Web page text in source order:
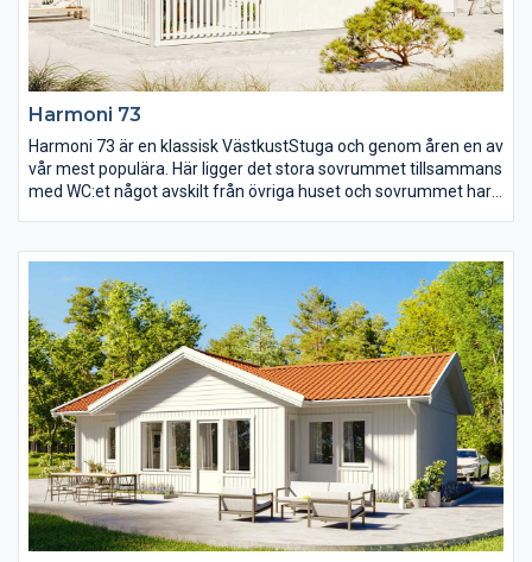
Harmoni 73
Harmoni 73 är en klassisk VästkustStuga och genom åren en av
vår mest populära. Här ligger det stora sovrummet tillsammans
med WC:et något avskilt från övriga huset och sovrummet har
gemensamma ytorna med kök i vinkel, matplats och storstuga.